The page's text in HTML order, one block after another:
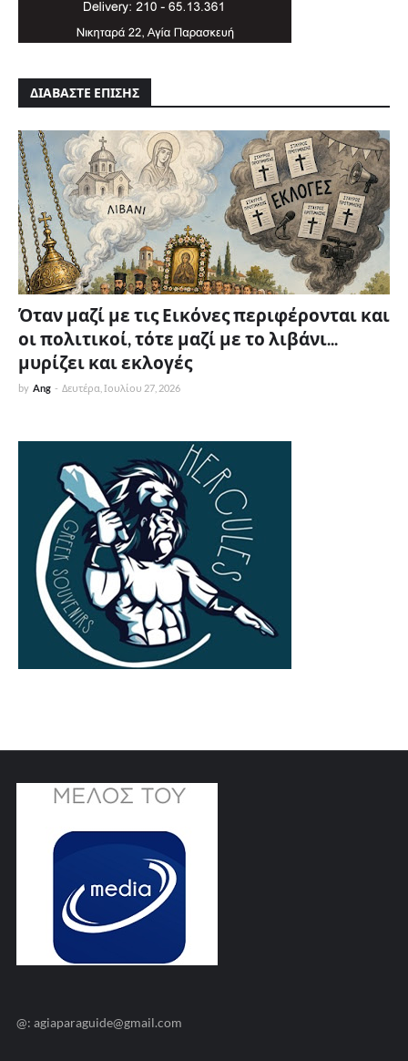
ΔΙΑΒΑΣΤΕ ΕΠΙΣΗΣ
Όταν μαζί με τις Εικόνες περιφέρονται και
οι πολιτικοί, τότε μαζί με το λιβάνι...
μυρίζει και εκλογές
by Ang - Δευτέρα, Ιουλίου 27, 2026
@: agiaparaguide@gmail.com